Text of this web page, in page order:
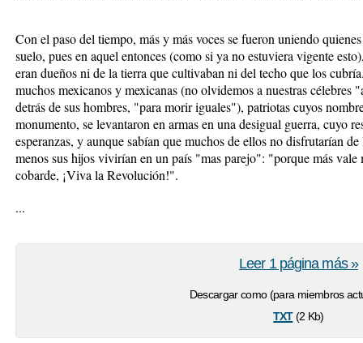
Con el paso del tiempo, más y más voces se fueron uniendo
suelo, pues en aquel entonces (como si ya no estuviera vigente
eran dueños ni de la tierra que cultivaban ni del techo que los
muchos mexicanos y mexicanas (no olvidemos a nuestras
detrás de sus hombres, "para morir iguales"), patriotas cuyos
monumento, se levantaron en armas en una desigual guerra, cuyo
esperanzas, y aunque sabían que muchos de ellos no disfrutarían
menos sus hijos vivirían en un país "mas parejo": "porque más
cobarde, ¡Viva la Revolución!".
...
Descargar como (para miembros
txt(2 Kb)
Leer 1 página más »